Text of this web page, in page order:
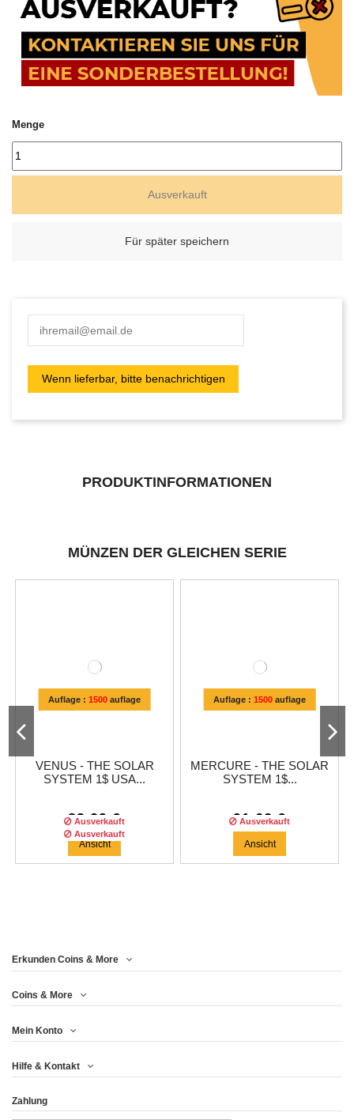
Menge
Ausverkauft
Für später speichern
PRODUKTINFORMATIONEN
MÜNZEN DER GLEICHEN SERIE
Auflage : 1500auflage
VENUS - THE SOLAR
SYSTEM 1$ USA...
83,29 €
Ausverkauft
Ansicht
Auflage : 1500auflage
MERCURE - THE SOLAR
SYSTEM 1$...
91,62 €
Ausverkauft
Ansicht
Auflage :
SYSTEM 1$...
91,62 €
Ausverkauft
Erkunden Coins & More
Coins & More
Mein Konto
Hilfe & Kontakt
Zahlung